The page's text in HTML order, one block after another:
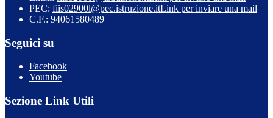
PEC: fiis02900l@pec.istruzione.itLink per inviare una mail
C.F.: 94061580489
Seguici su
Facebook
Youtube
Sezione Link Utili